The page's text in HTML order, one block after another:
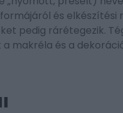
és
pedig rárétegezik.
makréla és a